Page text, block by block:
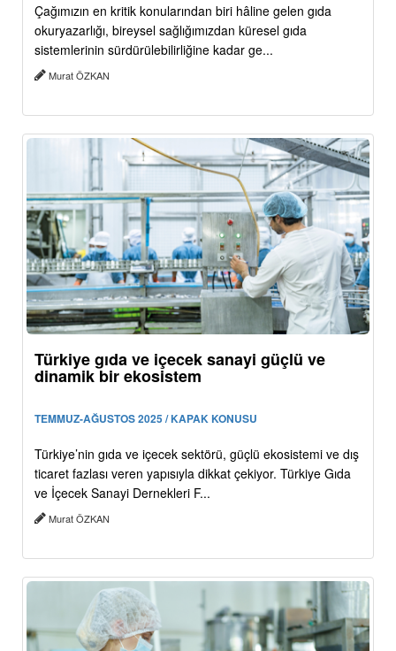
Çağımızın en kritik konularından biri hâline gelen gıda
okuryazarlığı, bireysel sağlığımızdan küresel gıda
sistemlerinin sürdürülebilirliğine kadar ge...
Murat ÖZKAN
Türkiye gıda ve içecek sanayi güçlü ve
dinamik bir ekosistem
TEMMUZ-AĞUSTOS 2025 / KAPAK KONUSU
Türkiye’nin gıda ve içecek sektörü, güçlü ekosistemi ve dış
ticaret fazlası veren yapısıyla dikkat çekiyor. Türkiye Gıda
ve İçecek Sanayi Dernekleri F...
Murat ÖZKAN